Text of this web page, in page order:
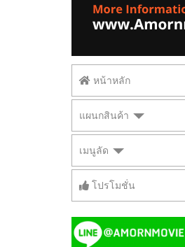
หน้าหลัก
แผนกสินค้า
เมนูลัด
โปรโมชั่น